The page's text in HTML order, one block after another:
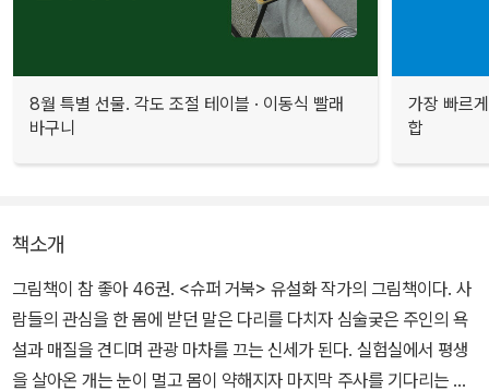
8월 특별 선물. 각도 조절 테이블 · 이동식 빨래
바구니
가장 빠르
합
책소개
그림책이 참 좋아 46권. <슈퍼 거북> 유설화 작가의 그림책이다. 사
람들의 관심을 한 몸에 받던 말은 다리를 다치자 심술궂은 주인의 욕
설과 매질을 견디며 관광 마차를 끄는 신세가 된다. 실험실에서 평생
을 살아온 개는 눈이 멀고 몸이 약해지자 마지막 주사를 기다리는 처